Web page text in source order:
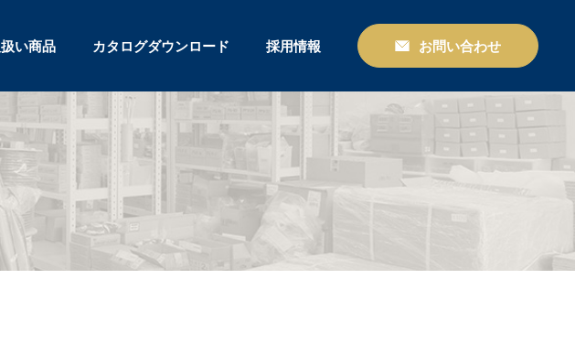
い商品 カタログダウンロード 採用情報 お問い合わせ